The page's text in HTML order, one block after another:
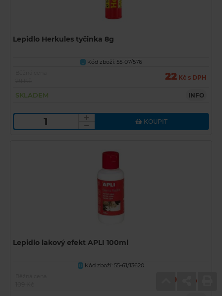
Lepidlo Herkules tyčinka 8g
U Kód zboží: 55-07/576
22 Kč s DPH
SKLADEM INFO
KOUPIT
Lepidlo lakový efekt APLI 100ml
U
Kód zboží: 55-61/13620
79 Kč s DPH